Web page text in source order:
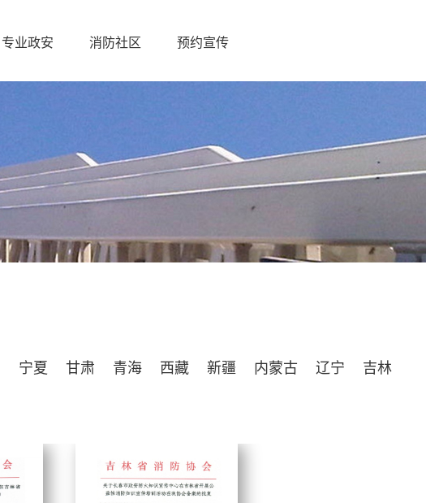
专业政安 消防社区 预约宣传
宁夏 甘肃 青海 西藏 新疆 内蒙古 辽宁
吉林